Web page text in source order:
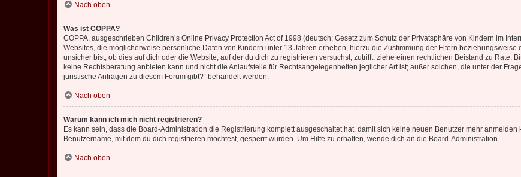
Nach oben
Was ist COPPA?
COPPA, ausgeschrieben Children’s Online Privacy Protection Act of 1998 (deutsch: Gesetz zum Schutz der Privatsphäre von Kindern im
Websites, die möglicherweise persönliche Daten von Kindern unter 13 Jahren erheben, hierzu die Zustimmung der Eltern
unsicher bist, ob dies auf dich oder die Website, auf der du dich zu registrieren versuchst, zutrifft, ziehe einen rechtlichen Beistand zu Rate.
keine Rechtsberatung anbieten kann und nicht die Anlaufstelle für Rechtsangelegenheiten jeglicher Art ist; außer solchen, die unter der
juristische Anfragen zu diesem Forum gibt?“ behandelt werden.
Nach oben
Warum kann ich mich nicht registrieren?
Es kann sein, dass die Board-Administration die Registrierung komplett ausgeschaltet hat, damit sich keine neuen Benutzer mehr
Benutzername, mit dem du dich registrieren möchtest, gesperrt wurden. Um Hilfe zu erhalten, wende dich an die Board-Administration.
Nach oben